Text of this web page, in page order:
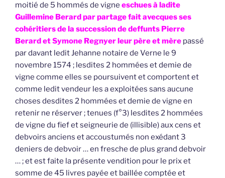
moitié de 5 hommés de vigne eschues à ladite
Guillemine Berard par partage fait avecques ses
cohéritiers de la succession de deffunts Pierre
Berard et Symone Regnyer leur père et mère passé
par davant ledit Jehanne notaire de Verne le 9
novembre 1574 ; lesdites 2 hommées et demie de
vigne comme elles se poursuivent et comportent et
comme ledit vendeur les a exploitées sans aucune
choses desdites 2 hommées et demie de vigne en
retenir ne réserver ; tenues (f°3) lesdites 2 hommées
de vigne du fief et seigneurie de (illisible) aux cens et
debvoirs anciens et accoustumés non exédant 3
deniers de debvoir … en fresche de plus grand debvoir
… ; et est faite la présente vendition pour le prix et
somme de 45 livres payée et baillée comptée et